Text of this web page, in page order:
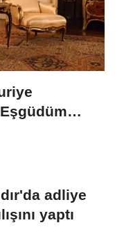
adliye
yaptı